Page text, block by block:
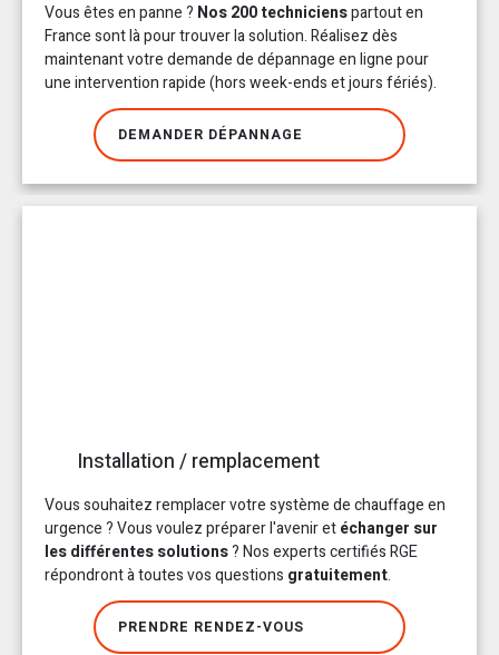
Vous êtes en panne ? Nos 200 technicienspartout en
France sont là pour trouver la solution. Réalisez dès
maintenant votre demande de dépannage en ligne pour
une intervention rapide (hors week-ends et jours fériés).
DEMANDER DÉPANNAGE
Installation / remplacement
Vous souhaitez remplacer votre système de chauffage en
urgence ? Vous voulez préparer l'avenir etéchanger sur
les différentes solutions? Nos experts certifiés RGE
répondront à toutes vos questions gratuitement.
PRENDRE RENDEZ-VOUS